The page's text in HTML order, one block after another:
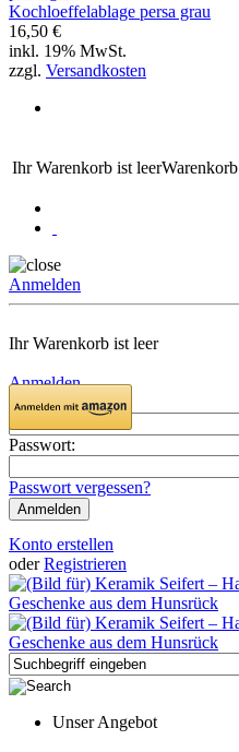
Kochloeffelablage persa grau
16,50 €
inkl. 19% MwSt.
zzgl. Versandkosten
Ihr Warenkorb ist leerWarenkorb
Anmelden
Ihr Warenkorb ist leer
Anmelden
Email:
Passwort:
Passwort vergessen?
Konto erstellen
oder Registrieren
Unser Angebot